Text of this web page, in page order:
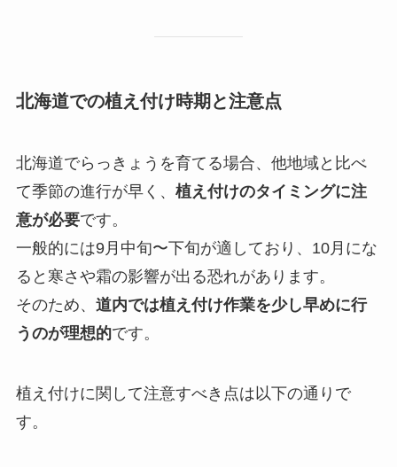
北海道での植え付け時期と注意点
北海道でらっきょうを育てる場合、他地域と比べ
て季節の進行が早く、 植え付けのタイミングに注
意が必要です。
一般的には9月中旬〜下旬が適しており、10月にな
ると寒さや霜の影響が出る恐れがあります。
そのため、 道内では植え付け作業を少し早めに行
うのが理想的です。
植え付けに関して注意すべき点は以下の通りで
す。